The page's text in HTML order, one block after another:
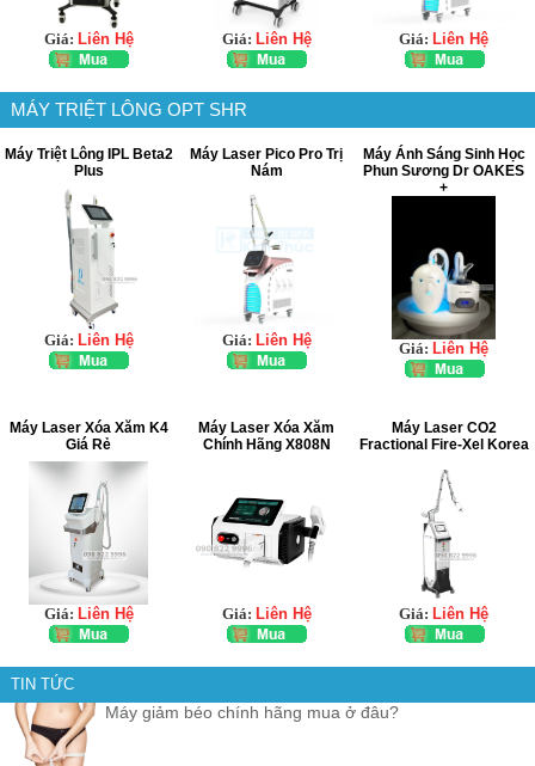
Giá: Liên Hệ Giá: Liên Hệ Giá: Liên Hệ
MÁY TRIỆT LÔNG OPT SHR
Máy Triệt Lông IPL Beta2
Plus
Giá: Liên Hệ
Máy Laser Pico Pro Trị
Nám
Giá: Liên Hệ
Máy Ánh Sáng Sinh Học
Phun Sương Dr OAKES
+
Giá: Liên Hệ
Máy Laser Xóa Xăm K4
Giá Rẻ
Giá: Liên Hệ
Máy Laser Xóa Xăm
Chính Hãng X808N
Giá: Liên Hệ
Máy Laser CO2
Fractional Fire-Xel Korea
Giá: Liên Hệ
TIN TỨC
Máy giảm béo chính hãng mua ở đâu?